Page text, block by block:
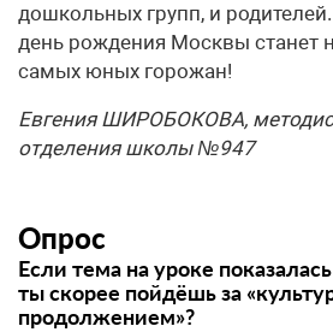
дошкольных групп, и
день рождения Москвы станет
самых юных горожан!
Евгения ШИРОБОКОВА,
отделения школы №947
Опрос
Если тема на уроке
ты скорее пойдёшь за
продолжением»?